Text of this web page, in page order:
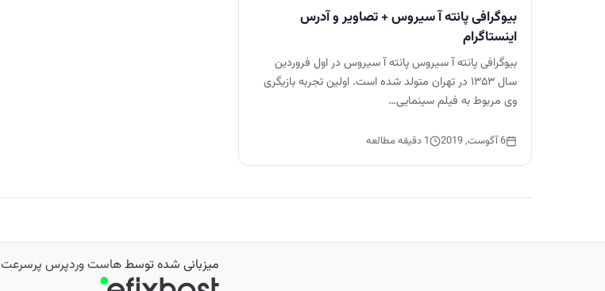
بیوگرافی پانته آ سیروس + تصاویر و آدرس
اینستاگرام
بیوگرافی پانته آ سیروس پانته آ سیروس در اول فروردین
سال ۱۳۵۳ در تهران متولد شده است. اولین تجربه بازیگری
وی مربوط به فیلم سینمایی…
6 آگوست, 2019 1 دقیقه مطالعه
میزبانی شده توسطهاست وردپرس پرسرعت